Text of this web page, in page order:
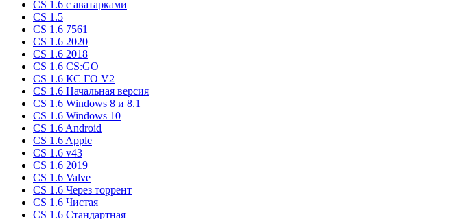
CS 1.6 c аватарками
CS 1.5
CS 1.6 7561
CS 1.6 2020
CS 1.6 2018
CS 1.6 CS:GO
CS 1.6 КС ГО V2
CS 1.6 Начальная версия
CS 1.6 Windows 8 и 8.1
CS 1.6 Windows 10
CS 1.6 Android
CS 1.6 Apple
CS 1.6 v43
CS 1.6 2019
CS 1.6 Valve
CS 1.6 Через торрент
CS 1.6 Чистая
CS 1.6 Стандартная